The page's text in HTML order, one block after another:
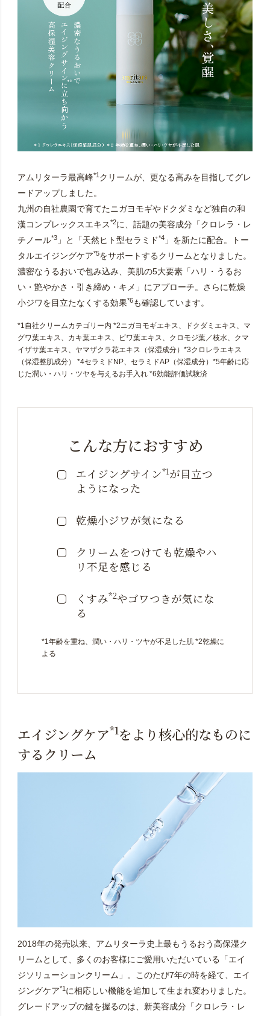
アムリターラ最高峰*1クリームが、更なる高みを目指してグレ
ードアップしました。
九州の自社農園で育てたニガヨモギやドクダミなど独自の和
漢コンプレックスエキス*2に、話題の美容成分「クロレラ・レ
チノール*3」と「天然ヒト型セラミド*4」を新たに配合。トー
タルエイジングケア*5をサポートするクリームとなりました。
濃密なうるおいで包み込み、美肌の5大要素「ハリ・うるお
い・艶やかさ・引き締め・キメ」にアプローチ。さらに乾燥
小ジワを目立たなくする効果*6も確認しています。
*1自社クリームカテゴリー内 *2ニガヨモギエキス、ドクダミエキス、マ
グワ葉エキス、カキ葉エキス、ビワ葉エキス、クロモジ葉／枝水、クマ
イザサ葉エキス、ヤマザクラ花エキス（保湿成分）*3クロレラエキス
（保湿整肌成分） *4セラミドNP、セラミドAP（保湿成分）*5年齢に応
じた潤い・ハリ・ツヤを与えるお手入れ *6効能評価試験済
こんな方におすすめ
エイジングサイン*1が目立つ
ようになった
乾燥小ジワが気になる
クリームをつけても乾燥やハ
リ不足を感じる
くすみ*2やゴワつきが気にな
る
*1年齢を重ね、潤い・ハリ・ツヤが不足した肌 *2乾燥に
よる
エイジングケア*1をより核心的なものに
するクリーム
2018年の発売以来、アムリターラ史上最もうるおう高保湿ク
リームとして、多くのお客様にご愛用いただいている「エイ
ジソリューションクリーム」。このたび7年の時を経て、エイ
ジングケア*1に相応しい機能を追加して生まれ変わりました。
グレードアップの鍵を握るのは、新美容成分「クロレラ・レ